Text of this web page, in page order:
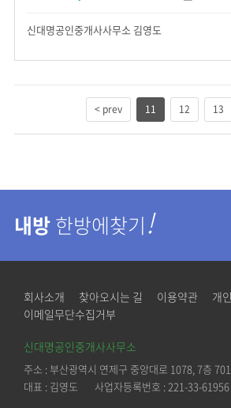
신대명공인중개사사무소 김영도
< prev 11 12 13
내방한방에찾기!
회사소개 찾아오시는 길 이용약관
개
이메일무단수집거부
신대명공인중개사사무소
주소 : 부산광역시 연제구 중앙대로 1078, 7층
대표 : 김영도 사업자등록번호 : 221-33-61956